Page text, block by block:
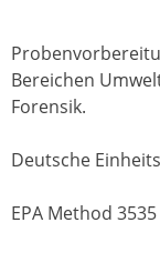
Bereichen
Forensik.
Deutsche
EPA Method